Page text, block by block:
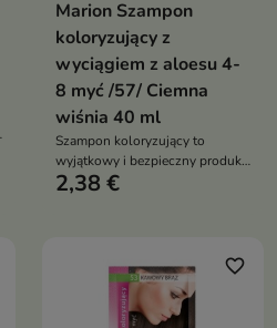
Marion Szampon
koloryzujący z
wyciągiem z aloesu 4-
8 myć /57/ Ciemna
wiśnia 40 ml
Szampon koloryzujący to
wyjątkowy i bezpieczny produkt
do koloryzacji włosów
2,38 €
favorite_border